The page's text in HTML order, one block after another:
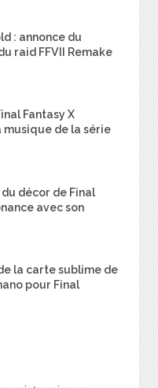
: annonce du
raid FFVII Remake
Fantasy X
de la série
du décor de Final
avec son
la carte sublime de
pour Final